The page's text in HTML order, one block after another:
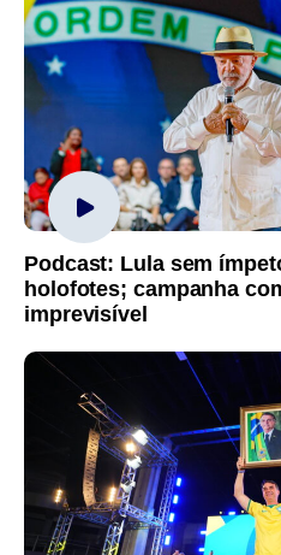
Podcast: Lula sem
holofotes; campanha
imprevisível